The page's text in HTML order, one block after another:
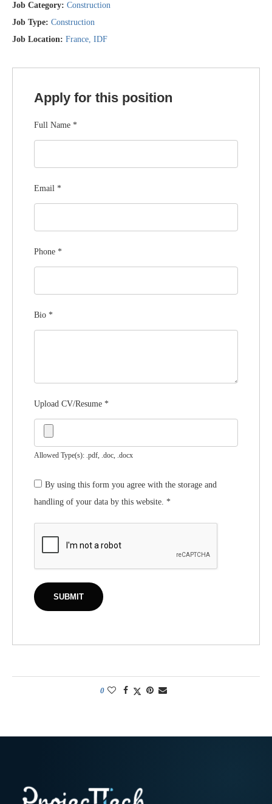
Job Category: Construction
Job Type: Construction
Job Location: France IDF
Apply for this position
Full Name *
Email *
Phone *
Bio *
Upload CV/Resume *
Allowed Type(s): .pdf, .doc, .docx
By using this form you agree with the storage and
handling of your data by this website. *
0